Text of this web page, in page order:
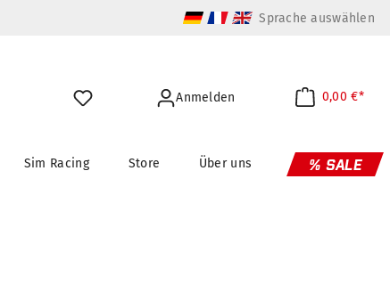
Sprache auswählen
Anmelden 0,00 €*
Sim Racing Store Über uns % SALE